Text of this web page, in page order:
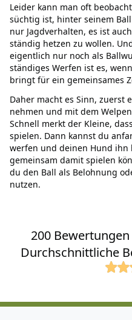
Leider kann man oft
süchtig ist, hinter seinem
nur Jagdverhalten, es ist
ständig hetzen zu wollen.
eigentlich nur noch als
ständiges Werfen ist es,
bringt für ein gemeinsames
Daher macht es Sinn, zuerst
nehmen und mit dem
Schnell merkt der Kleine,
spielen. Dann kannst du
werfen und deinen Hund ihn
gemeinsam damit spielen
du den Ball als Belohnung
nutzen.
200
Durchschnittliche